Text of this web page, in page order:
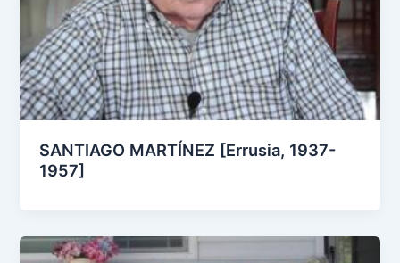
SANTIAGO MARTÍNEZ [Errusia, 1937-
1957]